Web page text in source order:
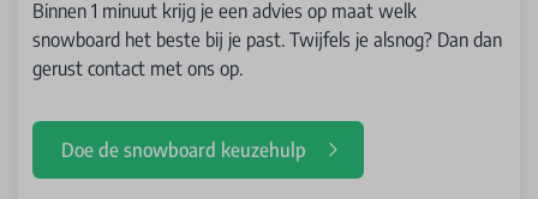
Binnen 1 minuut krijg je een advies op maat welk
snowboard het beste bij je past. Twijfels je alsnog? Dan dan
gerust contact met ons op.
Doe de snowboard keuzehulp